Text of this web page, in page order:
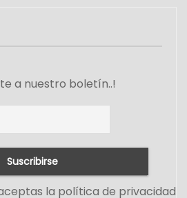
a nuestro boletín..!
la política de privacidad